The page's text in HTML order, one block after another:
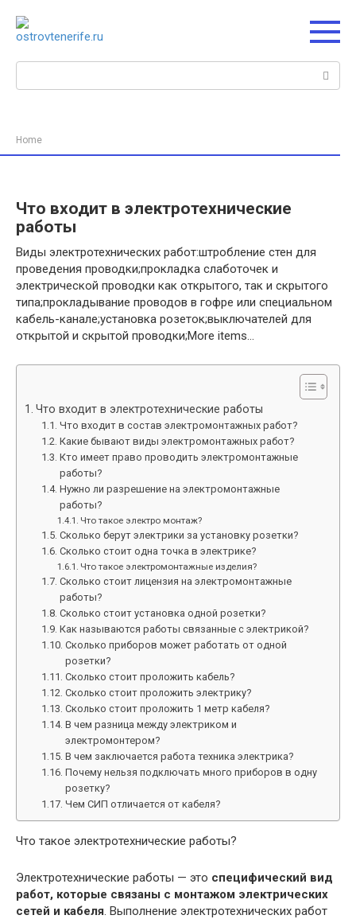
контенту
Поиск:
Home
Что входит в электротехнические
работы
Виды электротехнических работ:штробление стен для
проведения проводки;прокладка слаботочек и
электрической проводки как открытого, так и скрытого
типа;прокладывание проводов в гофре или специальном
кабель-канале;установка розеток;выключателей для
открытой и скрытой проводки;More items…
Что входит в электротехнические работы
Что входит в состав электромонтажных работ?
Какие бывают виды электромонтажных работ?
Кто имеет право проводить электромонтажные
работы?
Нужно ли разрешение на электромонтажные
работы?
Что такое электро монтаж?
Сколько берут электрики за установку розетки?
Сколько стоит одна точка в электрике?
Что такое электромонтажные изделия?
Сколько стоит лицензия на электромонтажные
работы?
Сколько стоит установка одной розетки?
Как называются работы связанные с электрикой?
Сколько приборов может работать от одной
розетки?
Сколько стоит проложить кабель?
Сколько стоит проложить электрику?
Сколько стоит проложить 1 метр кабеля?
В чем разница между электриком и
электромонтером?
В чем заключается работа техника электрика?
Почему нельзя подключать много приборов в одну
розетку?
Чем СИП отличается от кабеля?
Что такое электротехнические работы?
Электротехнические работы — это специфический вид
работ, которые связаны с монтажом электрических
сетей и кабеля. Выполнение электротехнических работ